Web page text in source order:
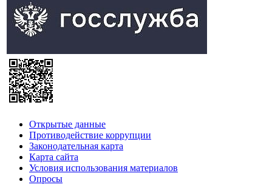
Открытые данные
Противодействие коррупции
Законодательная карта
Карта сайта
Условия использования материалов
Опросы